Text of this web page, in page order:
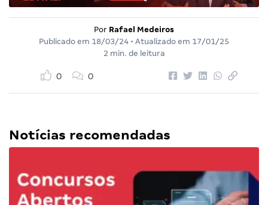
Por Rafael Medeiros
Publicado em 18/03/24 • Atualizado em 17/01/25
2 min. de leitura
0 0
Notícias recomendadas